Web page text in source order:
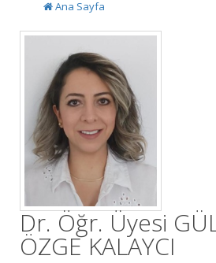
Ana Sayfa
Dr. Öğr. Üyesi
ÖZGE KALAYCI